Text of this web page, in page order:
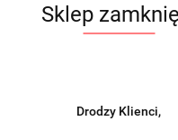
Sklep
Drodzy Klienci,